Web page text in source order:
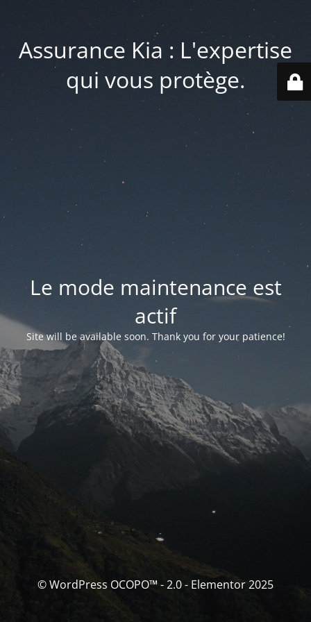
Assurance Kia : L'expertise
qui vous protège.
Le mode maintenance est
actif
Site will be available soon. Thank you for your patience!
© WordPress OCOPO™ - 2.0 - Elementor 2025